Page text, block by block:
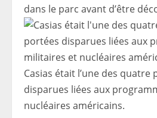
dans le parc avant d’être
Casias était l’une des
disparues liées aux
nucléaires américains.